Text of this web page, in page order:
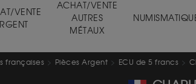
VENTE
ACHAT/VENTE
AUTRES
MÉTAUX
françaises Pièces Argent ECU de 5 francs